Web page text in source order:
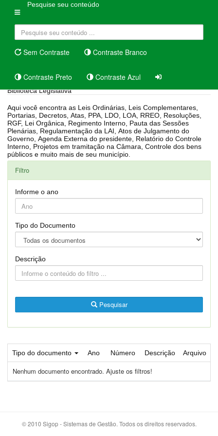
Pesquise seu conteúdo
Sem Contraste Contraste Branco
Contraste Preto Contraste Azul
Biblioteca Legislativa
Aqui você encontra as Leis Ordinárias, Leis Complementares,
Portarias, Decretos, Atas, PPA, LDO, LOA, RREO, Resoluções,
RGF, Lei Orgânica, Regimento Interno, Pauta das Sessões
Plenárias, Regulamentação da LAI, Atos de Julgamento do
Governo, Agenda Externa do presidente, Relatório do Controle
Interno, Projetos em tramitação na Câmara, Controle dos bens
públicos e muito mais de seu município.
Filtro
Informe o ano
Tipo do Documento
Descrição
Pesquisar
Tipo do documento Ano Número Descrição Arquivo
Nenhum documento encontrado. Ajuste os filtros!
© 2010 Sigop - Sistemas de Gestão. Todos os direitos reservados.